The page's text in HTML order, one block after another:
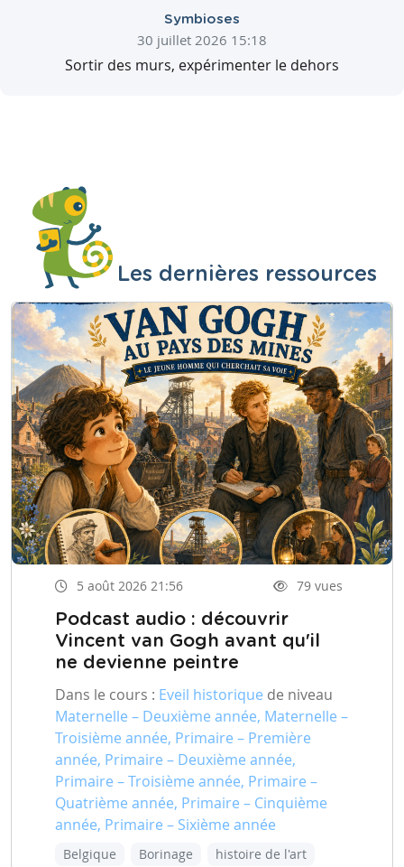
Symbioses
30 juillet 2026 15:18
Sortir des murs, expérimenter le dehors
Les dernières ressources
5 août 2026 21:56 79 vues
Podcast audio : découvrir
Vincent van Gogh avant qu'il
ne devienne peintre
Dans le cours : Eveil historique de niveau
Maternelle – Deuxième année, Maternelle –
Troisième année, Primaire – Première
année, Primaire – Deuxième année,
Primaire – Troisième année, Primaire –
Quatrième année, Primaire – Cinquième
année, Primaire – Sixième année
Belgique Borinage
histoire de l'art